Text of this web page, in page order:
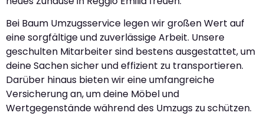
Bei Baum Umzugsservice legen wir großen Wert auf
eine sorgfältige und zuverlässige Arbeit. Unsere
geschulten Mitarbeiter sind bestens ausgestattet, um
deine Sachen sicher und effizient zu transportieren.
Darüber hinaus bieten wir eine umfangreiche
Versicherung an, um deine Möbel und
Wertgegenstände während des Umzugs zu schützen.